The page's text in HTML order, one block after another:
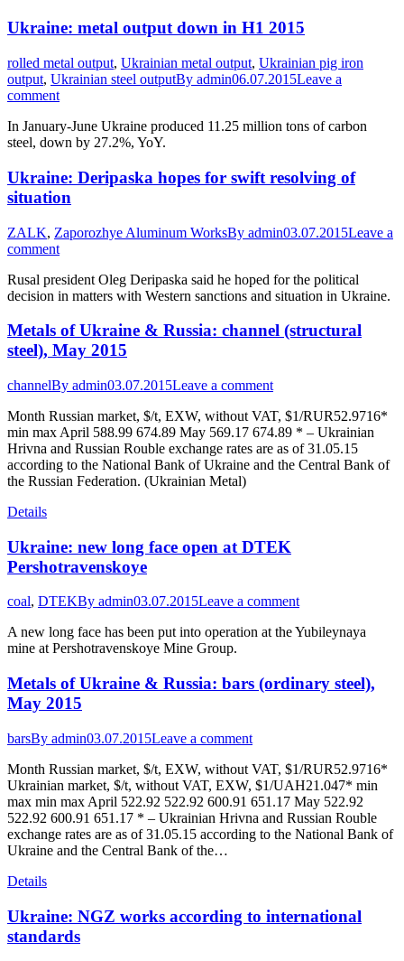
Ukraine: metal output down in H1 2015
rolled metal output, Ukrainian metal output, Ukrainian pig iron
output, Ukrainian steel outputBy admin06.07.2015Leave a
comment
In January-June Ukraine produced 11.25 million tons of carbon
steel, down by 27.2%, YoY.
Ukraine: Deripaska hopes for swift resolving of
situation
ZALK, Zaporozhye Aluminum WorksBy admin03.07.2015Leave a
comment
Rusal president Oleg Deripaska said he hoped for the political
decision in matters with Western sanctions and situation in Ukraine.
Metals of Ukraine & Russia: channel (structural
steel), May 2015
channelBy admin03.07.2015Leave a comment
Month Russian market, $/t, EXW, without VAT, $1/RUR52.9716*
min max April 588.99 674.89 May 569.17 674.89 * – Ukrainian
Hrivna and Russian Rouble exchange rates are as of 31.05.15
according to the National Bank of Ukraine and the Central Bank of
the Russian Federation. (Ukrainian Metal)
Details
Ukraine: new long face open at DTEK
Pershotravenskoye
coal, DTEKBy admin03.07.2015Leave a comment
A new long face has been put into operation at the Yubileynaya
mine at Pershotravenskoye Mine Group.
Metals of Ukraine & Russia: bars (ordinary steel),
May 2015
barsBy admin03.07.2015Leave a comment
Month Russian market, $/t, EXW, without VAT, $1/RUR52.9716*
Ukrainian market, $/t, without VAT, EXW, $1/UAH21.047* min
max min max April 522.92 522.92 600.91 651.17 May 522.92
522.92 600.91 651.17 * – Ukrainian Hrivna and Russian Rouble
exchange rates are as of 31.05.15 according to the National Bank of
Ukraine and the Central Bank of the…
Details
Ukraine: NGZ works according to international
standards